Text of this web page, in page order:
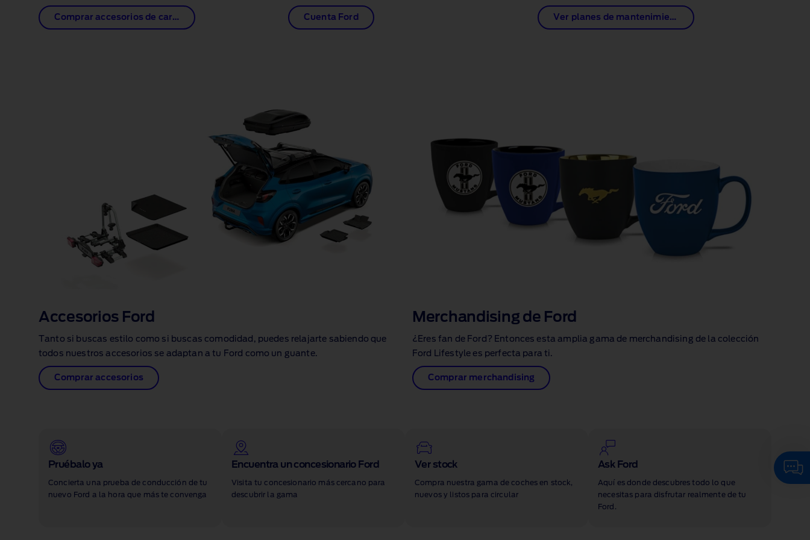
Comprar accesorios de carga Cuenta Ford Ver planes de mantenimiento
Accesorios Ford
Tanto si buscas estilo como si buscas comodidad, puedes relajarte sabiendo que
todos nuestros accesorios se adaptan a tu Ford como un guante.
Comprar accesorios
Merchandising de Ford
¿Eres fan de Ford? Entonces esta amplia gama de merchandising de la colección
Ford Lifestyle es perfecta para ti.
Comprar merchandising
Pruébalo ya
Concierta una prueba de conducción de tu
nuevo Ford a la hora que más te convenga
Encuentra un concesionario Ford
Visita tu concesionario más cercano para
descubrir la gama
Ver stock
Compra nuestra gama de coches en stock,
nuevos y listos para circular
Ask Ford
Aquí es donde descubres todo lo que
necesitas para disfrutar realmente de tu
Ford.